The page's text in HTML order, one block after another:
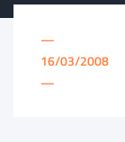
—
16/03/2008
—